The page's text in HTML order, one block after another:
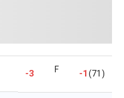
-3 F -1(71)